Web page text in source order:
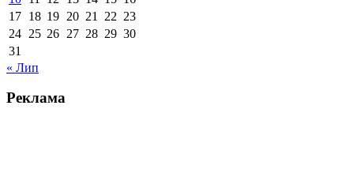
17 18 19 20 21 22 23
24 25 26 27 28 29 30
31
« Лип
Реклама